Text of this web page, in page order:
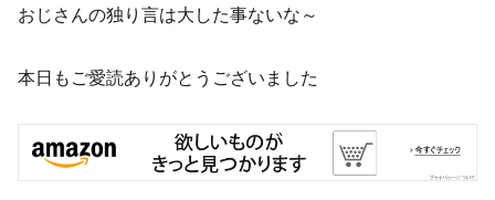
おじさんの独り言は大した事ないな～
本日もご愛読ありがとうございました